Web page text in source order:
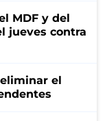
MDF y del
jueves contra
el